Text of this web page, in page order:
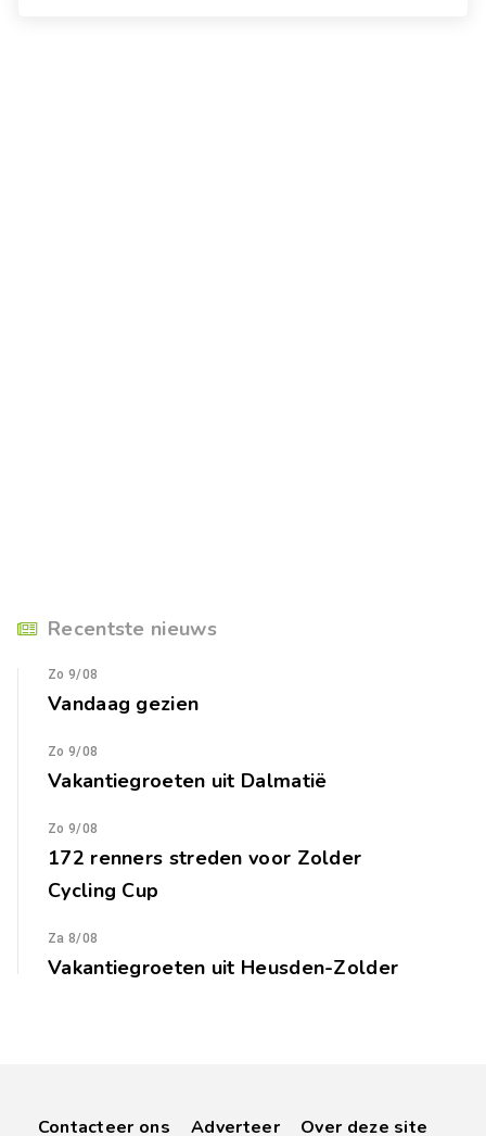
Recentste nieuws
Zo 9/08
Vandaag gezien
Zo 9/08
Vakantiegroeten uit Dalmatië
Zo 9/08
172 renners streden voor Zolder
Cycling Cup
Za 8/08
Vakantiegroeten uit Heusden-Zolder
Contacteer ons Adverteer Over deze site